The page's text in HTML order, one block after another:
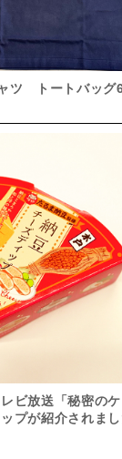
ツ トートバッグ
ビ放送「秘密の
プが紹介されまし